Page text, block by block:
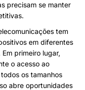
precisam se manter
tem
em diferentes
primeiro lugar,
o acesso ao
os tamanhos
abre oportunidades